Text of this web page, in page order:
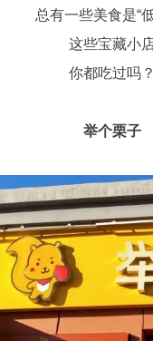
总有一些美食是“
这些宝藏小
你都吃过吗？
举个栗子